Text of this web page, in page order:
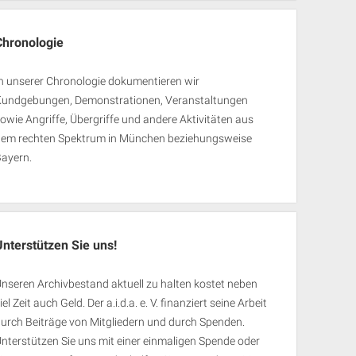
unserer Chronologie dokumentieren wir
Demonstrationen, Veranstaltungen
Angriffe, Übergriffe und andere Aktivitäten aus
rechten Spektrum in München beziehungsweise
Sie uns!
Archivbestand aktuell zu halten kostet neben
Zeit auch Geld. Der a.i.d.a. e. V. finanziert seine Arbeit
Beiträge von Mitgliedern und durch Spenden.
Sie uns mit einer einmaligen Spende oder